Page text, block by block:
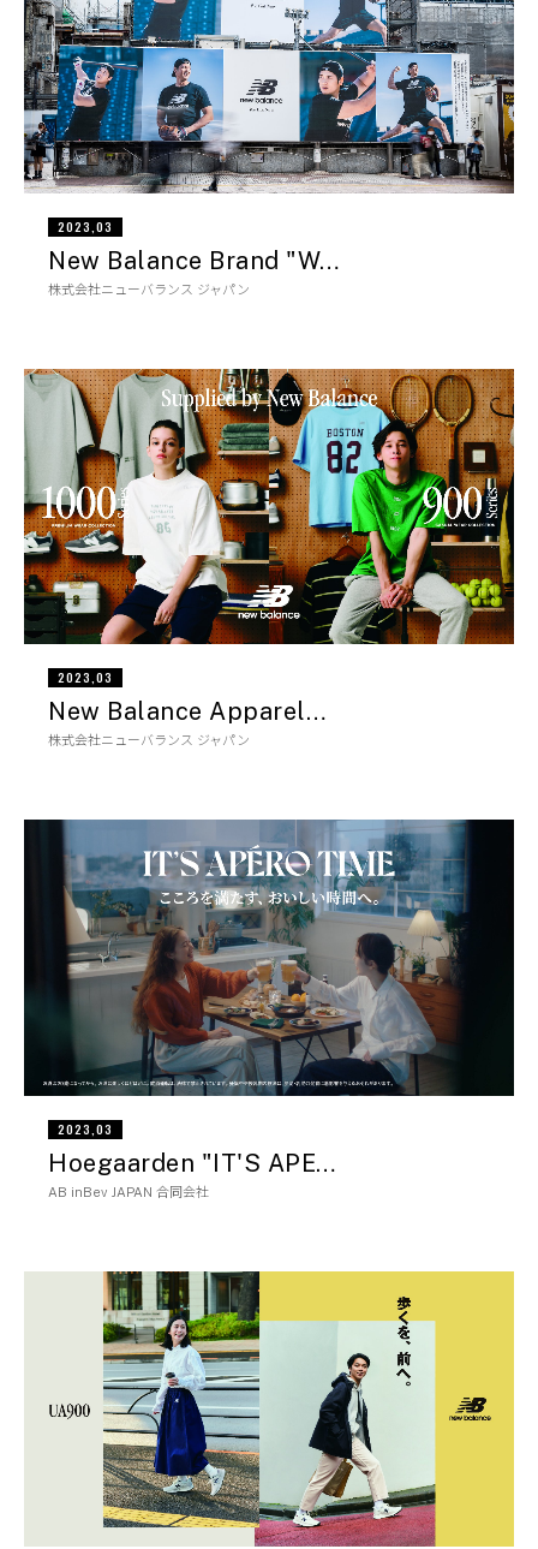
2023,03
New Balance Brand "W…
株式会社ニューバランス ジャパン
2023,03
New Balance Apparel…
株式会社ニューバランス ジャパン
2023,03
Hoegaarden "IT'S APE…
AB inBev JAPAN 合同会社